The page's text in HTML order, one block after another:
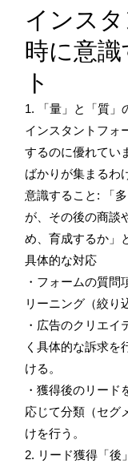
インス
時に意
ト
1. 「量」と「質」
インスタントフォ
するのに優れてい
ばかりが集まるわ
意識すること: 「
が、その後の商談
め、育成するか」
具体的な対応
・フォームの質問
リーニング（絞り
・広告のクリエ
く具体的な訴求を
ける。
・獲得後のリード
応じて分類（セグ
けを行う。
2. リード獲得「後